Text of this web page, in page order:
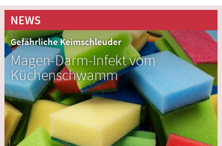
NEWS
Gefährliche Keimschleuder
Magen-Darm-Infekt vom
Küchenschwamm